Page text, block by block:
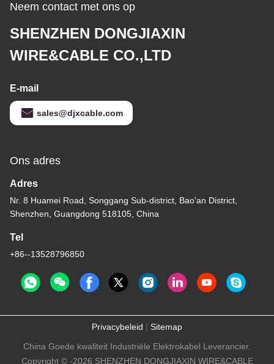
Neem contact met ons op
SHENZHEN DONGJIAXIN
WIRE&CABLE CO.,LTD
E-mail
sales@djxcable.com
Ons adres
Adres
Nr. 8 Huamei Road, Songgang Sub-district, Bao'an District,
Shenzhen, Guangdong 518105, China
Tel
+86--13528796850
Privacybeleid | Sitemap
China Goede kwaliteit Industriële Elektrokabel Leverancier.
Copyright © -2026 SHENZHEN DONGJIAXIN WIRE&CABLE